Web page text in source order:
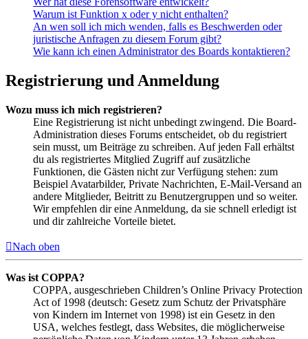
Warum ist Funktion x oder y nicht enthalten?
An wen soll ich mich wenden, falls es Beschwerden oder
juristische Anfragen zu diesem Forum gibt?
Wie kann ich einen Administrator des Boards kontaktieren?
Registrierung und Anmeldung
Wozu muss ich mich registrieren?
Eine Registrierung ist nicht unbedingt zwingend. Die Board-
Administration dieses Forums entscheidet, ob du registriert
sein musst, um Beiträge zu schreiben. Auf jeden Fall erhältst
du als registriertes Mitglied Zugriff auf zusätzliche
Funktionen, die Gästen nicht zur Verfügung stehen: zum
Beispiel Avatarbilder, Private Nachrichten, E-Mail-Versand an
andere Mitglieder, Beitritt zu Benutzergruppen und so weiter.
Wir empfehlen dir eine Anmeldung, da sie schnell erledigt ist
und dir zahlreiche Vorteile bietet.
Nach oben
Was ist COPPA?
COPPA, ausgeschrieben Children’s Online Privacy Protection
Act of 1998 (deutsch: Gesetz zum Schutz der Privatsphäre
von Kindern im Internet von 1998) ist ein Gesetz in den
USA, welches festlegt, dass Websites, die möglicherweise